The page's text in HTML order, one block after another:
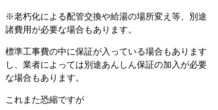
※老朽化による配管交換や給湯の場所変え等、別途
諸費用が必要な場合もあります。
標準工事費の中に保証が入っている場合もあります
し、業者によっては別途あんしん保証の加入が必要
な場合もあります。
これまた恐縮ですが